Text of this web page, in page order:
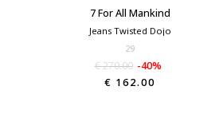
7 For All Mankind
Jeans Twisted Dojo
29
€ 270.00 -40%
€ 162.00